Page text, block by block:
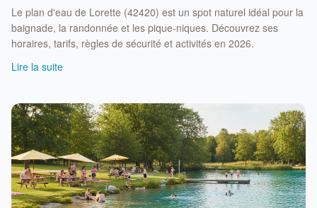
Le plan d'eau de Lorette (42420) est un spot naturel idéal pour la
baignade, la randonnée et les pique-niques. Découvrez ses
horaires, tarifs, règles de sécurité et activités en 2026.
Lire la suite